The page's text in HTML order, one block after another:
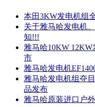
本田3KW发电机组
关于雅马哈发电机
知!!!
雅马哈10KW 12KW
市
雅马哈发电机
雅马哈发电机组夺
品发布
雅马哈原装进口户